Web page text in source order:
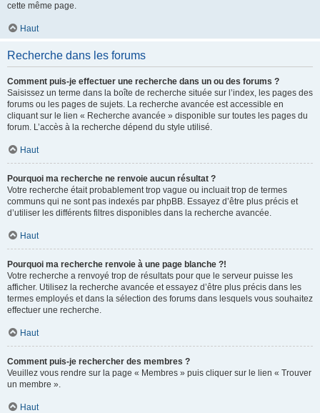
cette même page.
Haut
Recherche dans les forums
Comment puis-je effectuer une recherche dans un ou des forums ?
Saisissez un terme dans la boîte de recherche située sur l’index, les pages des
forums ou les pages de sujets. La recherche avancée est accessible en
cliquant sur le lien « Recherche avancée » disponible sur toutes les pages du
forum. L’accès à la recherche dépend du style utilisé.
Haut
Pourquoi ma recherche ne renvoie aucun résultat ?
Votre recherche était probablement trop vague ou incluait trop de termes
communs qui ne sont pas indexés par phpBB. Essayez d’être plus précis et
d’utiliser les différents filtres disponibles dans la recherche avancée.
Haut
Pourquoi ma recherche renvoie à une page blanche ?!
Votre recherche a renvoyé trop de résultats pour que le serveur puisse les
afficher. Utilisez la recherche avancée et essayez d’être plus précis dans les
termes employés et dans la sélection des forums dans lesquels vous souhaitez
effectuer une recherche.
Haut
Comment puis-je rechercher des membres ?
Veuillez vous rendre sur la page « Membres » puis cliquer sur le lien « Trouver
un membre ».
Haut